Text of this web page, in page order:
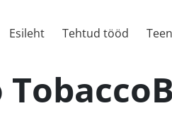
Esileht Tehtud tööd